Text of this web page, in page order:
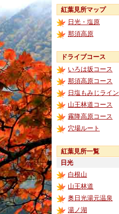
紅葉見所マップ
日光・塩原
那須高原
ドライブコース
いろは坂コース
那須高原コース
日塩もみじライン
山王林道コース
霧降高原コース
穴場ルート
紅葉見所一覧
日光
白根山
山王林道
奥日光湯元温泉
湯ノ湖